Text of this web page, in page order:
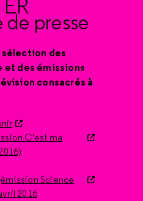
de presse
des
et des émissions
consacrés à
C'est ma
Science
2016